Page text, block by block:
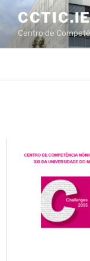
Saltar
conteúdo
Centro de